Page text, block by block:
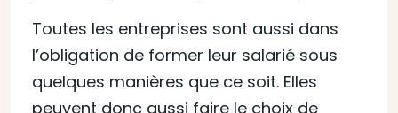
Toutes les entreprises sont aussi dans
l’obligation de former leur salarié sous
quelques manières que ce soit. Elles
peuvent donc aussi faire le choix de